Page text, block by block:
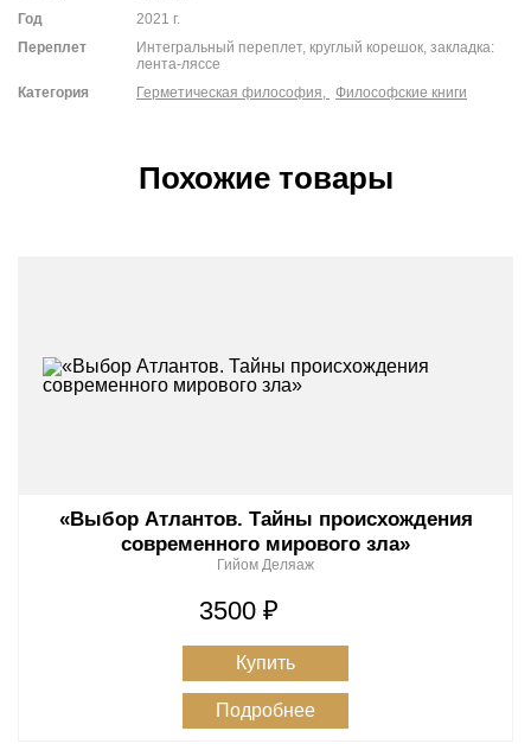
Год
2021 г.
Переплет
Интегральный переплет, круглый корешок, закладка:
лента-ляссе
Категория
Герметическая философия, Философские книги
Похожие товары
«Выбор Атлантов. Тайны происхождения
современного мирового зла»
Гийом Деляаж
3500 ₽
Купить
Подробнее